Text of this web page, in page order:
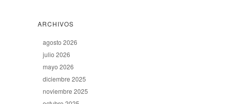
ARCHIVOS
agosto 2026
julio 2026
mayo 2026
diciembre 2025
noviembre 2025